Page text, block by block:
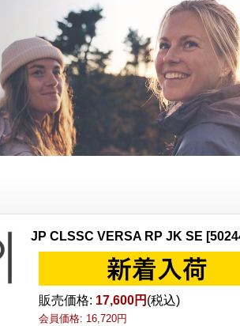
JP CLSSC VERSA RP JK SE [
販売価格: 17,600円 (税込)
会員価格: 16,720円